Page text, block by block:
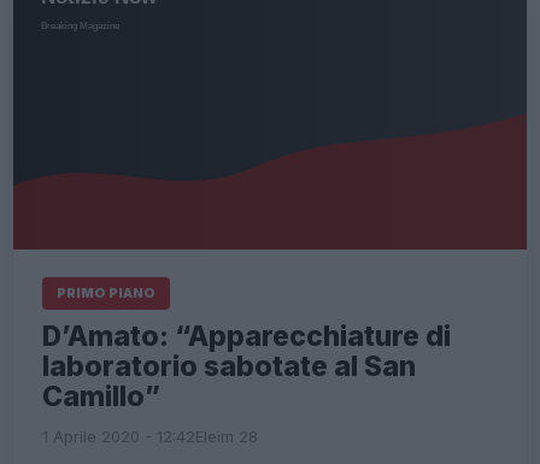
PRIMO PIANO
D’Amato: “Apparecchiature di
laboratorio sabotate al San
Camillo”
1 Aprile 2020 - 12:42Eleim 28